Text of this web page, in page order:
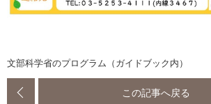
文部科学省のプログラム（ガイドブック内）
この記事へ戻る